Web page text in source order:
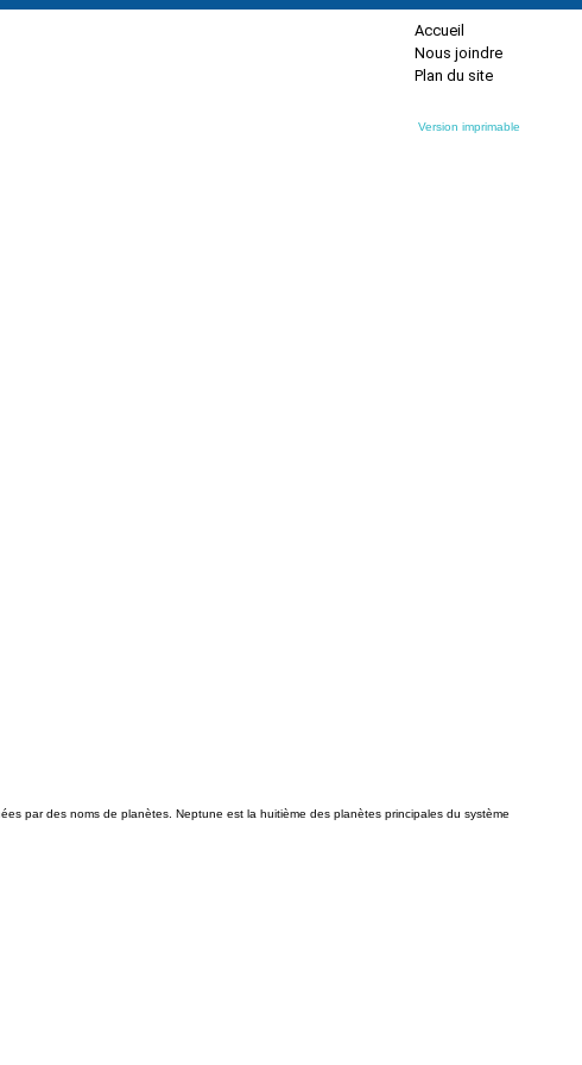
Accueil
Nous joindre
Plan du site
Version imprimable
par des noms de planètes. Neptune est la huitième des planètes principales du système